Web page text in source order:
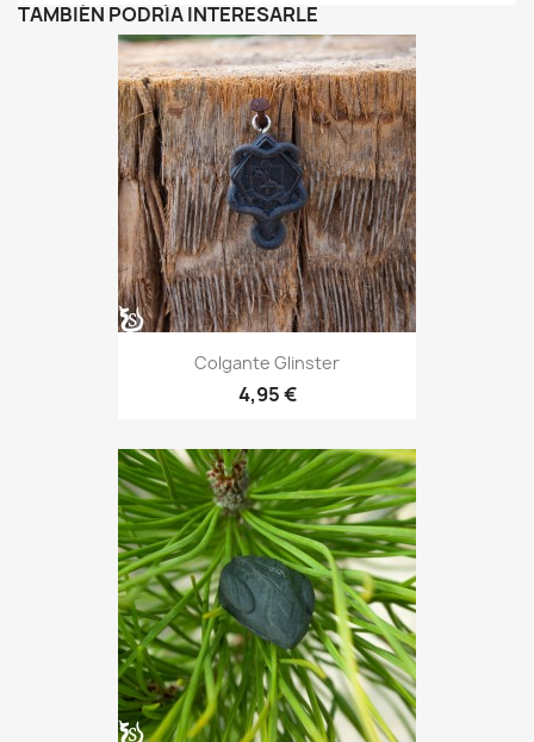
TAMBIÉN PODRÍA INTERESARLE
Colgante Glinster
4,95 €